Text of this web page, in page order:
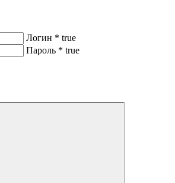
Логин * true
Пароль * true